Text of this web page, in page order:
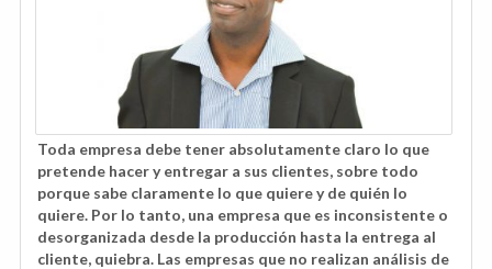
Toda empresa debe tener absolutamente claro lo que
pretende hacer y entregar a sus clientes, sobre todo
porque sabe claramente lo que quiere y de quién lo
quiere. Por lo tanto, una empresa que es inconsistente o
desorganizada desde la producción hasta la entrega al
cliente, quiebra. Las empresas que no realizan análisis de